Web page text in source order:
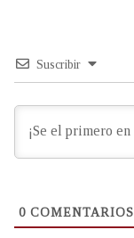
Suscribir
0 COMENTARIOS